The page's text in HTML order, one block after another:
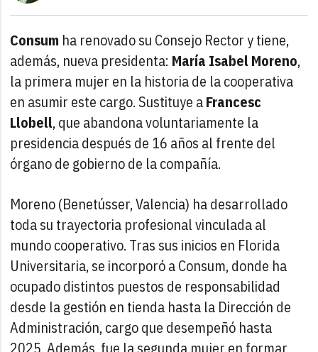
Consum ha renovado su Consejo Rector y tiene,
además, nueva presidenta: María Isabel Moreno,
la primera mujer en la historia de la cooperativa
en asumir este cargo. Sustituye aFrancesc
Llobell, que abandona voluntariamente la
presidencia después de 16 años al frente del
órgano de gobierno de la compañía.
Moreno (Benetússer, Valencia) ha desarrollado
toda su trayectoria profesional vinculada al
mundo cooperativo. Tras sus inicios en Florida
Universitaria, se incorporó a Consum, donde ha
ocupado distintos puestos de responsabilidad
desde la gestión en tienda hasta la Dirección de
Administración, cargo que desempeñó hasta
2025. Además, fue la segunda mujer en formar